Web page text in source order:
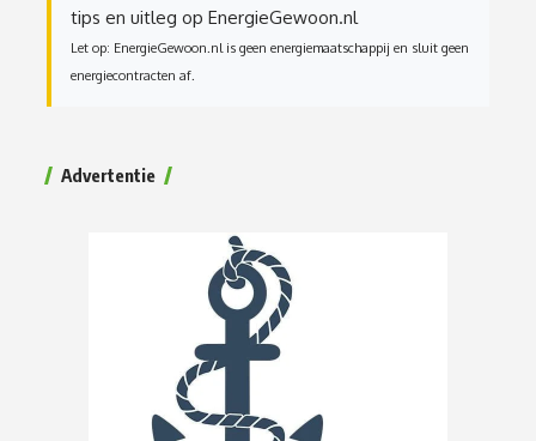
tips en uitleg op EnergieGewoon.nl
Let op: EnergieGewoon.nl is geen energiemaatschappij en sluit geen
energiecontracten af.
Advertentie